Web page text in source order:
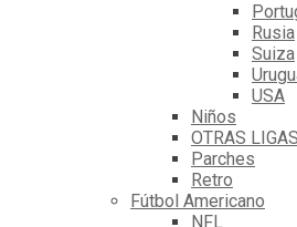
Rusia
Suiza
USA
Niños
OTRAS LIGAS
Parches
Retro
Fútbol Americano
NFL